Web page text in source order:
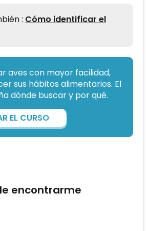
: Cómo identificar el
aves con mayor facilidad,
sus hábitos alimentarios. El
dónde buscar y por qué.
EL CURSO
encontrarme